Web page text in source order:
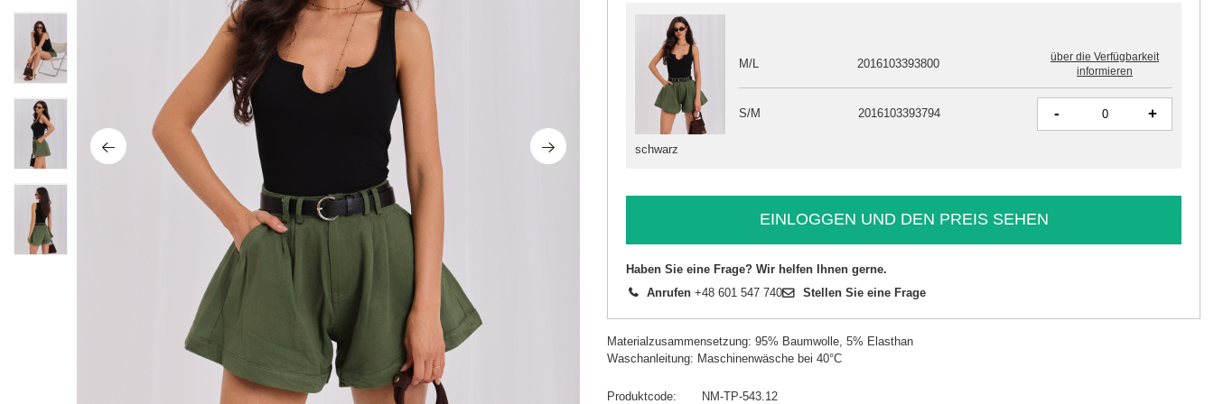
schwarz
M/L 2016103393800
über die Verfügbarkeit
informieren
S/M 2016103393794 - +
EINLOGGEN UND DEN PREIS SEHEN
Haben Sie eine Frage? Wir helfen Ihnen gerne.
Anrufen +48 601 547 740 Stellen Sie eine Frage
Materialzusammensetzung: 95% Baumwolle, 5% Elasthan
Waschanleitung: Maschinenwäsche bei 40°C
Produktcode NM-TP-543.12